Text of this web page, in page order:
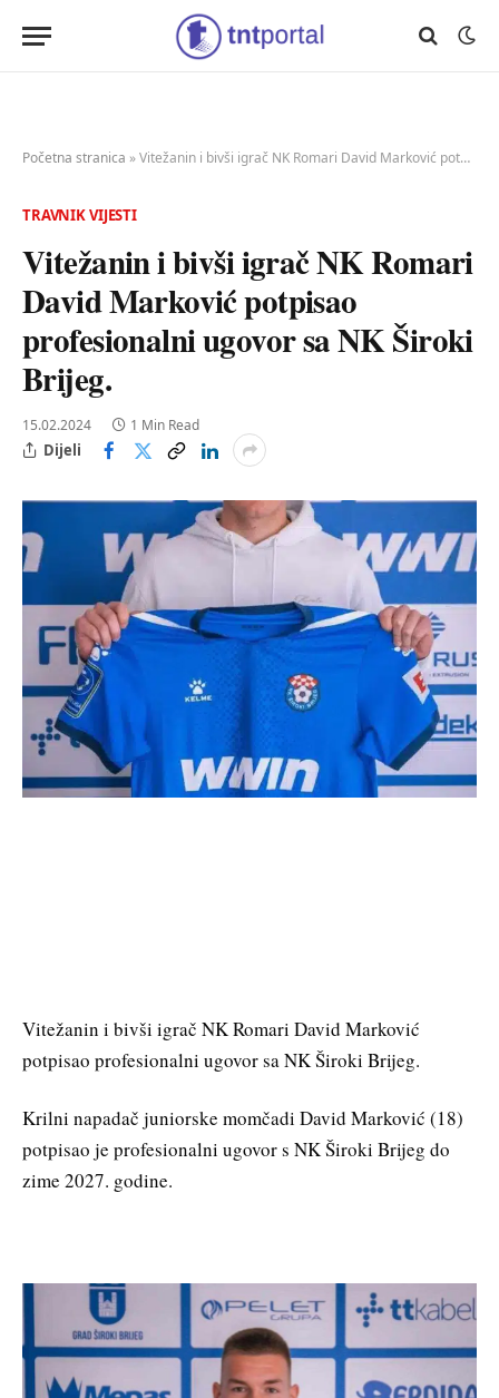
Početna stranica »Vitežanin i bivši igrač NK Romari David Marković potpisao profesionalni ugovor sa NK Široki Brijeg.
TRAVNIK VIJESTI
Vitežanin i bivši igrač NK Romari
David Marković potpisao
profesionalni ugovor sa NK Široki
Brijeg.
15.02.2024 1 Min Read
Dijeli
Vitežanin i bivši igrač NK Romari David Marković
potpisao profesionalni ugovor sa NK Široki Brijeg.
Krilni napadač juniorske momčadi David Marković (18)
potpisao je profesionalni ugovor s NK Široki Brijeg do
zime 2027. godine.